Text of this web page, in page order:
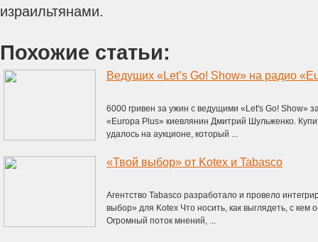
израильтянами.
Похожие статьи:
Ведущих «Let’s Go! Show» на радио
6000 гривен за ужин с ведущими «Let's Go! Show»
«Europa Plus» киевлянин Дмитрий Шульженко.
удалось на аукционе, который ...
«Твой выбор» от Kotex и Tabasco
Агентство Tabasco разработало и провело
выбор» для Kotex Что носить, как выглядеть, с кем
Огромный поток мнений, ...